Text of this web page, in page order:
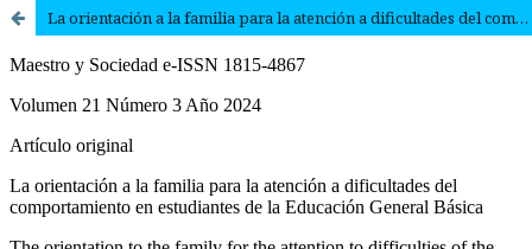
La orientación a la familia para la atención a dificultades del comportamiento en estudiantes de la Educación General Básica